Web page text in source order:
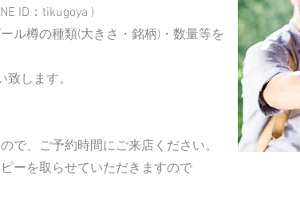
ID：tikugoya )
ル樽の種類(大きさ・銘柄)・数量等を
致します。
で、ご予約時間にご来店ください。
ーを取らせていただきますので